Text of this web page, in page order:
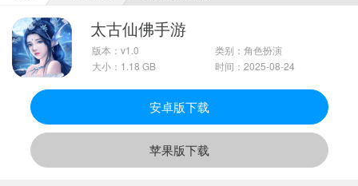
太古仙佛手游
版本：v1.0
大小：1.18 GB
类别：角色扮演
时间：2025-08-24
安卓版下载
苹果版下载